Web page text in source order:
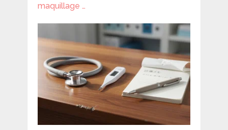
maquillage …